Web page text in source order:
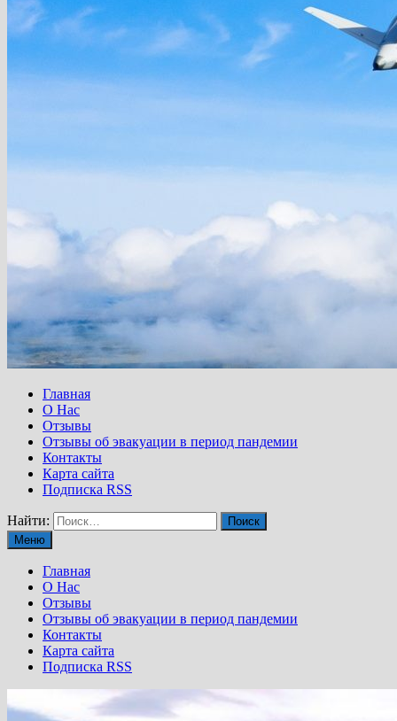
Главная
О Нас
Отзывы
Отзывы об эвакуации в период пандемии
Контакты
Карта сайта
Подписка RSS
Найти:
Меню
Главная
О Нас
Отзывы
Отзывы об эвакуации в период пандемии
Контакты
Карта сайта
Подписка RSS